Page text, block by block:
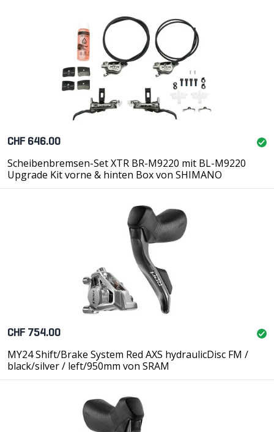
CHF 646.00
Scheibenbremsen-Set XTR BR-M9220 mit BL-M9220
Upgrade Kit vorne & hinten Box von SHIMANO
CHF 754.00
MY24 Shift/Brake System Red AXS hydraulicDisc FM /
black/silver / left/950mm von SRAM